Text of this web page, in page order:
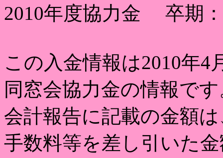
2010年度協力金 卒期
この入金情報は2010年4
同窓会協力金の情報で
会計報告に記載の金額
手数料等を差し引いた